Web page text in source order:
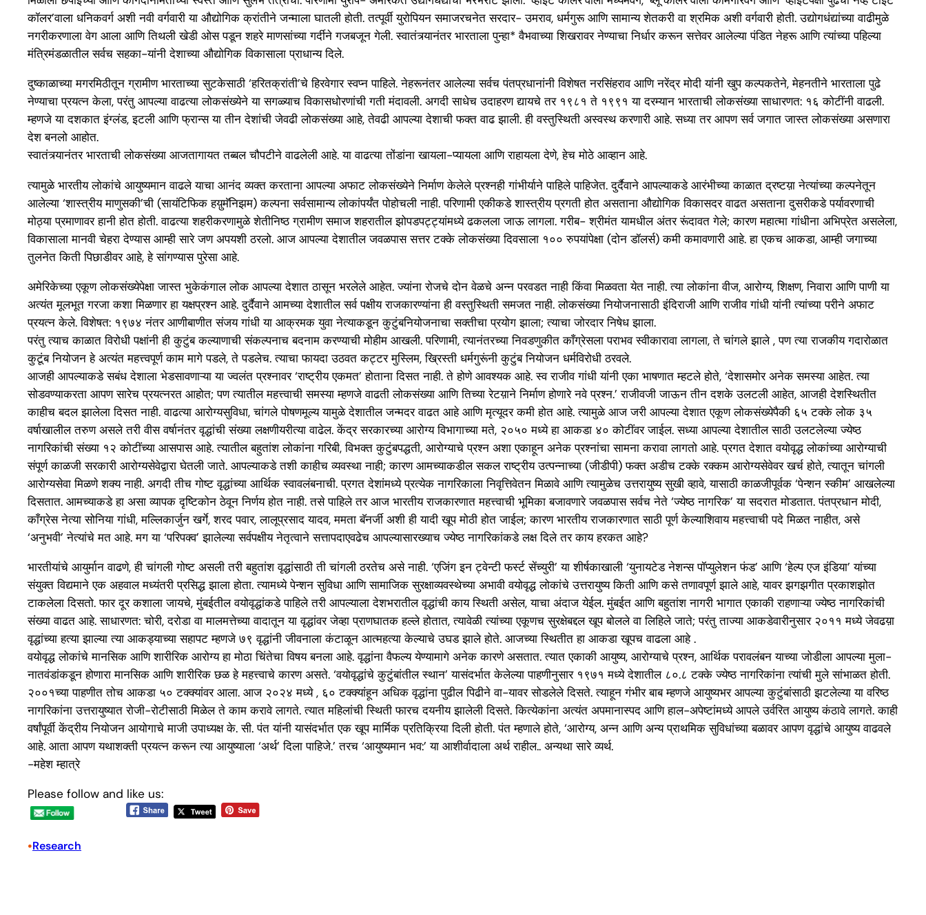
कॉलर’वाला धनिकवर्ग अशी नवी वर्गवारी या औद्योगिक क्रांतीने जन्माला घातली होती. तत्पूर्वी युरोपियन समाजरचनेत सरदार- उमराव, धर्मगुरू आणि सामान्य शेतकरी वा श्रमिक अशी वर्गवारी होती. उद्योगधंद्यांच्या वाढीमुळे
नगरीकरणाला वेग आला आणि तिथली खेडी ओस पडून शहरे माणसांच्या गर्दीने गजबजून गेली. स्वातंत्र्यानंतर भारताला पुन्हा* वैभवाच्या शिखरावर नेण्याचा निर्धार करून सत्तेवर आलेल्या पंडित नेहरू आणि त्यांच्या पहिल्या
मंत्रिमंडळातील सर्वच सहका-यांनी देशाच्या औद्योगिक विकासाला प्राधान्य दिले.
दुष्काळाच्या मगरमिठीतून ग्रामीण भारताच्या सुटकेसाठी ‘हरितक्रांती’चे हिरवेगार स्वप्न पाहिले. नेहरूनंतर आलेल्या सर्वच पंतप्रधानांनी विशेषत नरसिंहराव आणि नरेंद्र मोदी यांनी खुप कल्पकतेने, मेहनतीने भारताला पुढे
नेण्याचा प्रयत्न केला, परंतु आपल्या वाढत्या लोकसंख्येने या सगळ्याच विकासधोरणांची गती मंदावली. अगदी साधेच उदाहरण द्यायचे तर १९८१ ते १९९१ या दरम्यान भारताची लोकसंख्या साधारणत: १६ कोटींनी वाढली.
म्हणजे या दशकात इंग्लंड, इटली आणि फ्रान्स या तीन देशांची जेवढी लोकसंख्या आहे, तेवढी आपल्या देशाची फक्त वाढ झाली. ही वस्तुस्थिती अस्वस्थ करणारी आहे. सध्या तर आपण सर्व जगात जास्त लोकसंख्या असणारा
देश बनलो आहोत.
स्वातंत्र्यानंतर भारताची लोकसंख्या आजतागायत तब्बल चौपटीने वाढलेली आहे. या वाढत्या तोंडांना खायला-प्यायला आणि राहायला देणे, हेच मोठे आव्हान आहे.
त्यामुळे भारतीय लोकांचे आयुष्यमान वाढले याचा आनंद व्यक्त करताना आपल्या अफाट लोकसंख्येने निर्माण केलेले प्रश्नही गांभीर्याने पाहिले पाहिजेत. दुर्दैवाने आपल्याकडे आरंभीच्या काळात द्रष्टय़ा नेत्यांच्या कल्पनेतून
आलेल्या ‘शास्त्रीय माणुसकी’ची (सायंटिफिक हय़ुमॅनिझम) कल्पना सर्वसामान्य लोकांपर्यंत पोहोचली नाही. परिणामी एकीकडे शास्त्रीय प्रगती होत असताना औद्योगिक विकासदर वाढत असताना दुसरीकडे पर्यावरणाची
मोठ्या प्रमाणावर हानी होत होती. वाढत्या शहरीकरणामुळे शेतीनिष्ठ ग्रामीण समाज शहरातील झोपडपट्ट्यांमध्ये ढकलला जाऊ लागला. गरीब- श्रीमंत यामधील अंतर रूंदावत गेले; कारण महात्मा गांधीना अभिप्रेत असलेला,
विकासाला मानवी चेहरा देण्यास आम्ही सारे जण अपयशी ठरलो. आज आपल्या देशातील जवळपास सत्तर टक्के लोकसंख्या दिवसाला १०० रुपयांपेक्षा (दोन डॉलर्स) कमी कमावणारी आहे. हा एकच आकडा, आम्ही जगाच्या
तुलनेत किती पिछाडीवर आहे, हे सांगण्यास पुरेसा आहे.
अमेरिकेच्या एकूण लोकसंख्येपेक्षा जास्त भुकेकंगाल लोक आपल्या देशात ठासून भरलेले आहेत. ज्यांना रोजचे दोन वेळचे अन्न परवडत नाही किंवा मिळवता येत नाही. त्या लोकांना वीज, आरोग्य, शिक्षण, निवारा आणि पाणी या
अत्यंत मूलभूत गरजा कशा मिळणार हा यक्षप्रश्न आहे. दुर्दैवाने आमच्या देशातील सर्व पक्षीय राजकारण्यांना ही वस्तुस्थिती समजत नाही. लोकसंख्या नियोजनासाठी इंदिराजी आणि राजीव गांधी यांनी त्यांच्या परीने अफाट
प्रयत्न केले. विशेषत: १९७४ नंतर आणीबाणीत संजय गांधी या आक्रमक युवा नेत्याकडून कुटुंबनियोजनाचा सक्तीचा प्रयोग झाला; त्याचा जोरदार निषेध झाला.
परंतु त्याच काळात विरोधी पक्षांनी ही कुटुंब कल्याणाची संकल्पनाच बदनाम करण्याची मोहीम आखली. परिणामी, त्यानंतरच्या निवडणुकीत काँग्रेसला पराभव स्वीकारावा लागला, ते चांगले झाले , पण त्या राजकीय गदारोळात
कुटूंब नियोजन हे अत्यंत महत्त्वपूर्ण काम मागे पडले, ते पडलेच. त्याचा फायदा उठवत कट्टर मुस्लिम, ख्रिस्ती धर्मगुरूंनी कुटुंब नियोजन धर्मविरोधी ठरवले.
आजही आपल्याकडे सबंध देशाला भेडसावणाऱ्या या ज्वलंत प्रश्नावर ‘राष्ट्रीय एकमत’ होताना दिसत नाही. ते होणे आवश्यक आहे. स्व राजीव गांधी यांनी एका भाषणात म्हटले होते, ‘देशासमोर अनेक समस्या आहेत. त्या
सोडवण्याकरता आपण सारेच प्रयत्नरत आहोत; पण त्यातील महत्त्वाची समस्या म्हणजे वाढती लोकसंख्या आणि तिच्या रेटय़ाने निर्माण होणारे नवे प्रश्न.’ राजीवजी जाऊन तीन दशके उलटली आहेत, आजही देशस्थितीत
काहीच बदल झालेला दिसत नाही. वाढत्या आरोग्यसुविधा, चांगले पोषणमूल्य यामुळे देशातील जन्मदर वाढत आहे आणि मृत्यूदर कमी होत आहे. त्यामुळे आज जरी आपल्या देशात एकूण लोकसंख्येपैकी ६५ टक्के लोक ३५
वर्षाखालील तरुण असले तरी वीस वर्षानंतर वृद्धांची संख्या लक्षणीयरीत्या वाढेल. केंद्र सरकारच्या आरोग्य विभागाच्या मते, २०५० मध्ये हा आकडा ४० कोटींवर जाईल. सध्या आपल्या देशातील साठी उलटलेल्या ज्येष्ठ
नागरिकांची संख्या १२ कोटींच्या आसपास आहे. त्यातील बहुतांश लोकांना गरिबी, विभक्त कुटुंबपद्धती, आरोग्याचे प्रश्न अशा एकाहून अनेक प्रश्नांचा सामना करावा लागतो आहे. प्रगत देशात वयोवृद्ध लोकांच्या आरोग्याची
संपूर्ण काळजी सरकारी आरोग्यसेवेद्वारा घेतली जाते. आपल्याकडे तशी काहीच व्यवस्था नाही; कारण आमच्याकडील सकल राष्ट्रीय उत्पन्नाच्या (जीडीपी) फक्त अडीच टक्के रक्कम आरोग्यसेवेवर खर्च होते, त्यातून चांगली
आरोग्यसेवा मिळणे शक्य नाही. अगदी तीच गोष्ट वृद्धांच्या आर्थिक स्वावलंबनाची. प्रगत देशांमध्ये प्रत्येक नागरिकाला निवृत्तिवेतन मिळावे आणि त्यामुळेच उत्तरायुष्य सुखी व्हावे, यासाठी काळजीपूर्वक ‘पेन्शन स्कीम’ आखलेल्या
दिसतात. आमच्याकडे हा असा व्यापक दृष्टिकोन ठेवून निर्णय होत नाही. तसे पाहिले तर आज भारतीय राजकारणात महत्त्वाची भूमिका बजावणारे जवळपास सर्वच नेते ‘ज्येष्ठ नागरिक’ या सदरात मोडतात. पंतप्रधान मोदी,
काँग्रेस नेत्या सोनिया गांधी, मल्लिकार्जुन खर्गे, शरद पवार, लालूप्रसाद यादव, ममता बॅनर्जी अशी ही यादी खूप मोठी होत जाईल; कारण भारतीय राजकारणात साठी पूर्ण केल्याशिवाय महत्त्वाची पदे मिळत नाहीत, असे
‘अनुभवी’ नेत्यांचे मत आहे. मग या ‘परिपक्व’ झालेल्या सर्वपक्षीय नेतृत्वाने सत्तापदाएवढेच आपल्यासारख्याच ज्येष्ठ नागरिकांकडे लक्ष दिले तर काय हरकत आहे?
भारतीयांचे आयुर्मान वाढणे, ही चांगली गोष्ट असली तरी बहुतांश वृद्धांसाठी ती चांगली ठरतेच असे नाही. ‘एजिंग इन ट्वेन्टी फर्स्ट सेंच्युरी’ या शीर्षकाखाली ‘युनायटेड नेशन्स पॉप्युलेशन फंड’ आणि ‘हेल्प एज इंडिया’ यांच्या
संयुक्त विद्यमाने एक अहवाल मध्यंतरी प्रसिद्ध झाला होता. त्यामध्ये पेन्शन सुविधा आणि सामाजिक सुरक्षाव्यवस्थेच्या अभावी वयोवृद्ध लोकांचे उत्तरायुष्य किती आणि कसे तणावपूर्ण झाले आहे, यावर झगझगीत प्रकाशझोत
टाकलेला दिसतो. फार दूर कशाला जायचे, मुंबईतील वयोवृद्धांकडे पाहिले तरी आपल्याला देशभरातील वृद्धांची काय स्थिती असेल, याचा अंदाज येईल. मुंबईत आणि बहुतांश नागरी भागात एकाकी राहणाऱ्या ज्येष्ठ नागरिकांची
संख्या वाढत आहे. साधारणत: चोरी, दरोडा वा मालमत्तेच्या वादातून या वृद्धांवर जेव्हा प्राणघातक हल्ले होतात, त्यावेळी त्यांच्या एकूणच सुरक्षेबद्दल खूप बोलले वा लिहिले जाते; परंतु ताज्या आकडेवारीनुसार २०११ मध्ये जेवढय़ा
वृद्धांच्या हत्या झाल्या त्या आकड्याच्या सहापट म्हणजे ७९ वृद्धांनी जीवनाला कंटाळून आत्महत्या केल्याचे उघड झाले होते. आजच्या स्थितीत हा आकडा खूपच वाढला आहे .
वयोवृद्ध लोकांचे मानसिक आणि शारीरिक आरोग्य हा मोठा चिंतेचा विषय बनला आहे. वृद्धांना वैफल्य येण्यामागे अनेक कारणे असतात. त्यात एकाकी आयुष्य, आरोग्याचे प्रश्न, आर्थिक परावलंबन याच्या जोडीला आपल्या मुला-
नातवंडांकडून होणारा मानसिक आणि शारीरिक छळ हे महत्त्वाचे कारण असते. ‘वयोवृद्धांचे कुटुंबांतील स्थान’ यासंदर्भात केलेल्या पाहणीनुसार १९७१ मध्ये देशातील ८०.८ टक्के ज्येष्ठ नागरिकांना त्यांची मुले सांभाळत होती.
२००१च्या पाहणीत तोच आकडा ५० टक्क्यांवर आला. आज २०२४ मध्ये , ६० टक्क्यांहून अधिक वृद्धांना पुढील पिढीने वा-यावर सोडलेले दिसते. त्याहून गंभीर बाब म्हणजे आयुष्यभर आपल्या कुटुंबांसाठी झटलेल्या या वरिष्ठ
नागरिकांना उत्तरायुष्यात रोजी-रोटीसाठी मिळेल ते काम करावे लागते. त्यात महिलांची स्थिती फारच दयनीय झालेली दिसते. कित्येकांना अत्यंत अपमानास्पद आणि हाल-अपेष्टांमध्ये आपले उर्वरित आयुष्य कंठावे लागते. काही
वर्षांपूर्वी केंद्रीय नियोजन आयोगाचे माजी उपाध्यक्ष के. सी. पंत यांनी यासंदर्भात एक खूप मार्मिक प्रतिक्रिया दिली होती. पंत म्हणाले होते, ‘आरोग्य, अन्न आणि अन्य प्राथमिक सुविधांच्या बळावर आपण वृद्धांचे आयुष्य वाढवले
आहे. आता आपण यथाशक्ती प्रयत्न करून त्या आयुष्याला ‘अर्थ’ दिला पाहिजे.’ तरच ‘आयुष्यमान भव:’ या आशीर्वादाला अर्थ राहील.. अन्यथा सारे व्यर्थ.
-महेश म्हात्रे
Please follow and like us:
•Research